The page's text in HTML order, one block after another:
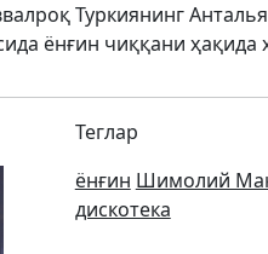
Туркиянинг
ёнғин чиққани ҳақида
Теглар
ёнғин Шимолий
дискотека